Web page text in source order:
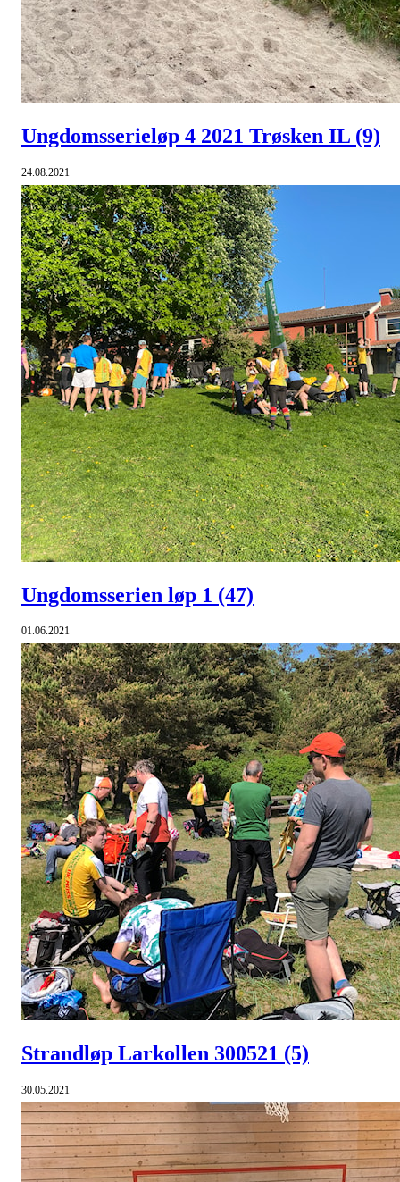
Ungdomsserieløp 4 2021 Trøsken IL (9)
24.08.2021
Ungdomsserien løp 1 (47)
01.06.2021
Strandløp Larkollen 300521 (5)
30.05.2021